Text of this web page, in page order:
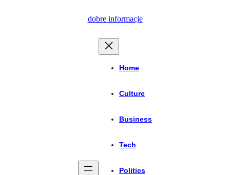
dobre informacje
Home
Culture
Business
Tech
Politics